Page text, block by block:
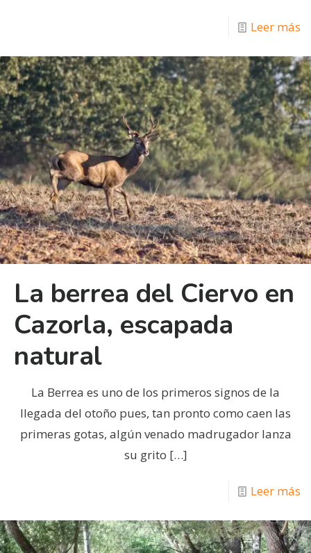
Leer más
La berrea del Ciervo en
Cazorla, escapada
natural
La Berrea es uno de los primeros signos de la
llegada del otoño pues, tan pronto como caen las
primeras gotas, algún venado madrugador lanza
su grito […]
Leer más